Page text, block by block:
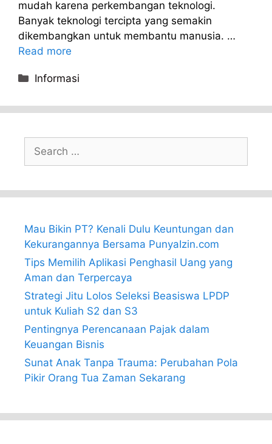
mudah karena perkembangan teknologi.
Banyak teknologi tercipta yang semakin
dikembangkan untuk membantu manusia. …
Read more
Categories
Informasi
Search
for:
Mau Bikin PT? Kenali Dulu Keuntungan dan
Kekurangannya Bersama PunyaIzin.com
Tips Memilih Aplikasi Penghasil Uang yang
Aman dan Terpercaya
Strategi Jitu Lolos Seleksi Beasiswa LPDP
untuk Kuliah S2 dan S3
Pentingnya Perencanaan Pajak dalam
Keuangan Bisnis
Sunat Anak Tanpa Trauma: Perubahan Pola
Pikir Orang Tua Zaman Sekarang